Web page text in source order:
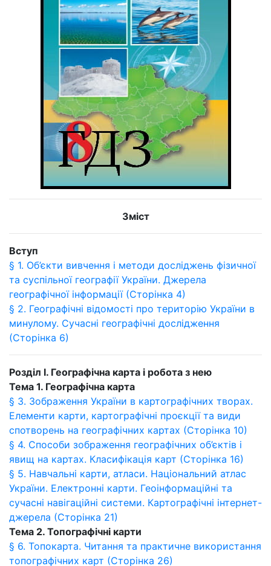
Зміст
Вступ
§ 1. Об’єкти вивчення і методи досліджень фізичної
та суспільної географії України. Джерела
географічної інформації (Сторінка 4)
§ 2. Географічні відомості про територію України в
минулому. Сучасні географічні дослідження
(Сторінка 6)
Розділ I. Географічна карта і робота з нею
Тема 1. Географічна карта
§ 3. Зображення України в картографічних творах.
Елементи карти, картографічні проєкції та види
спотворень на географічних картах (Сторінка 10)
§ 4. Способи зображення географічних об’єктів і
явищ на картах. Класифікація карт (Сторінка 16)
§ 5. Навчальні карти, атласи. Національний атлас
України. Електронні карти. Геоінформаційні та
сучасні навігаційні системи. Картографічні інтернет-
джерела (Сторінка 21)
Тема 2. Топографічні карти
§ 6. Топокарта. Читання та практичне використання
топографічних карт (Сторінка 26)